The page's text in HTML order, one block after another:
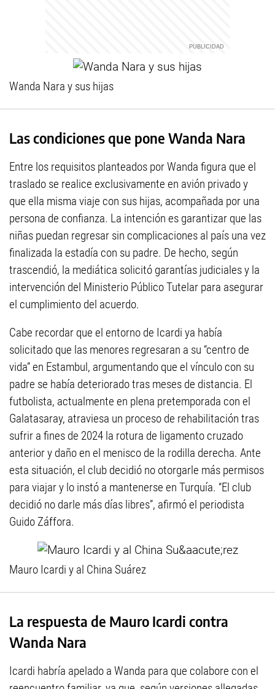
Wanda Nara y sus hijas
Las condiciones que pone Wanda Nara
Entre los requisitos planteados por Wanda figura que el
traslado se realice exclusivamente en avión privado y
que ella misma viaje con sus hijas, acompañada por una
persona de confianza. La intención es garantizar que las
niñas puedan regresar sin complicaciones al país una vez
finalizada la estadía con su padre. De hecho, según
trascendió, la mediática solicitó garantías judiciales y la
intervención del Ministerio Público Tutelar para asegurar
el cumplimiento del acuerdo.
Cabe recordar que el entorno de Icardi ya había
solicitado que las menores regresaran a su “centro de
vida” en Estambul, argumentando que el vínculo con su
padre se había deteriorado tras meses de distancia. El
futbolista, actualmente en plena pretemporada con el
Galatasaray, atraviesa un proceso de rehabilitación tras
sufrir a fines de 2024 la rotura de ligamento cruzado
anterior y daño en el menisco de la rodilla derecha. Ante
esta situación, el club decidió no otorgarle más permisos
para viajar y lo instó a mantenerse en Turquía. “El club
decidió no darle más días libres”, afirmó el periodista
Guido Záffora.
Mauro Icardi y al China Suárez
La respuesta de Mauro Icardi contra
Wanda Nara
Icardi habría apelado a Wanda para que colabore con el